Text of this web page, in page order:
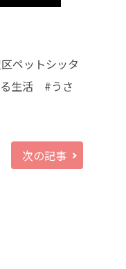
ペットシッタ
生活 #うさ
次の記事